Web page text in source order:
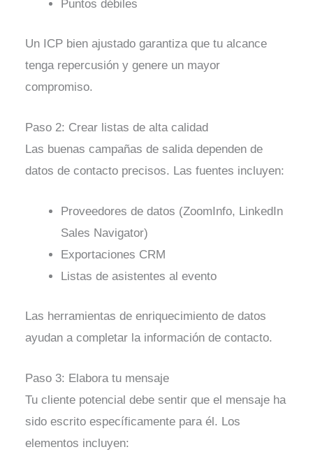
Puntos débiles
Un ICP bien ajustado garantiza que tu alcance
tenga repercusión y genere un mayor
compromiso.
Paso 2: Crear listas de alta calidad
Las buenas campañas de salida dependen de
datos de contacto precisos. Las fuentes incluyen:
Proveedores de datos (ZoomInfo, LinkedIn
Sales Navigator)
Exportaciones CRM
Listas de asistentes al evento
Las herramientas de enriquecimiento de datos
ayudan a completar la información de contacto.
Paso 3: Elabora tu mensaje
Tu cliente potencial debe sentir que el mensaje ha
sido escrito específicamente para él. Los
elementos incluyen: